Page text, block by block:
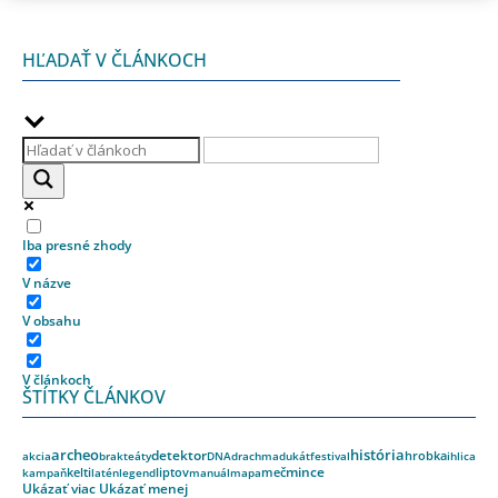
HĽADAŤ V ČLÁNKOCH
Iba presné zhody
V názve
V obsahu
V článkoch
ŠTÍTKY ČLÁNKOV
akciaarcheobrakteátydetektorDNAdrachmadukátfestivalhistóriahrobkaihlica
kampaňkeltilaténlegendliptovmanuálmapamečmince
Ukázať viac Ukázať menej